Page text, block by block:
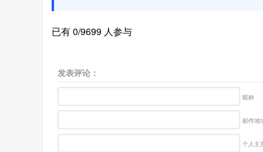
已有 0/9699 人参与
发表评论：
昵称
邮件地
个人主